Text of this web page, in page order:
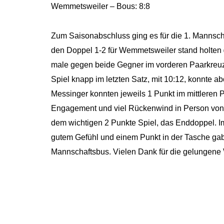
Wemmetsweiler – Bous: 8:8
Zum Saisonabschluss ging es für die 1.
den Doppel 1-2 für Wemmetsweiler stand
male gegen beide Gegner im vorderen
Spiel knapp im letzten Satz, mit 10:12, konnte
Messinger konnten jeweils 1 Punkt im mittleren
Engagement und viel Rückenwind in Person
dem wichtigen 2 Punkte Spiel, das Enddoppel.
gutem Gefühl und einem Punkt in der Tasche
Mannschaftsbus. Vielen Dank für die